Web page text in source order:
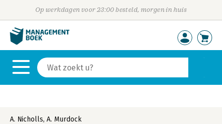
Op werkdagen voor 23:00 besteld, morgen in huis
A. Nicholls, A. Murdock